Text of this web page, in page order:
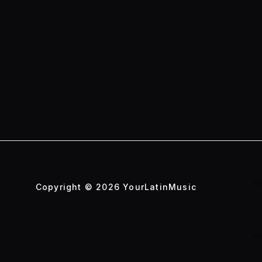
Copyright © 2026 YourLatinMusic